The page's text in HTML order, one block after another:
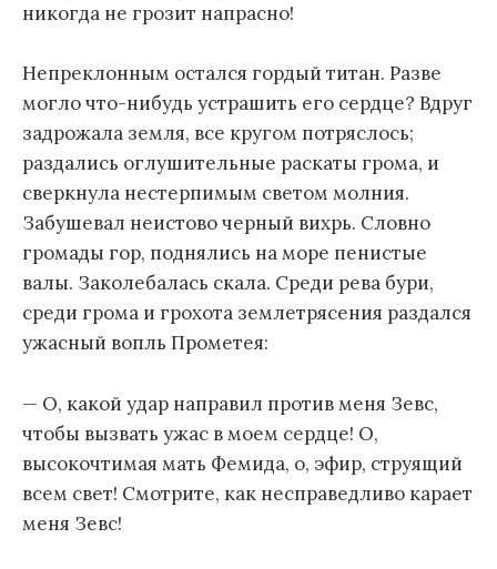
никогда не грозит напрасно!
Непреклонным остался гордый титан. Разве
могло что-нибудь устрашить его сердце? Вдруг
задрожала земля, все кругом потряслось;
раздались оглушительные раскаты грома, и
сверкнула нестерпимым светом молния.
Забушевал неистово черный вихрь. Словно
громады гор, поднялись на море пенистые
валы. Заколебалась скала. Среди рева бури,
среди грома и грохота землетрясения раздался
ужасный вопль Прометея:
— О, какой удар направил против меня Зевс,
чтобы вызвать ужас в моем сердце! О,
высокочтимая мать Фемида, о, эфир, струящий
всем свет! Смотрите, как несправедливо карает
меня Зевс!